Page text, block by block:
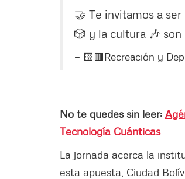
🤝 Te invitamos a
🎲 y la cultura 🎶
— 🟨🟥Recreación y
No te quedes sin leer:
Tecnología Cuánticas
La jornada acerca la
esta apuesta, Ciudad